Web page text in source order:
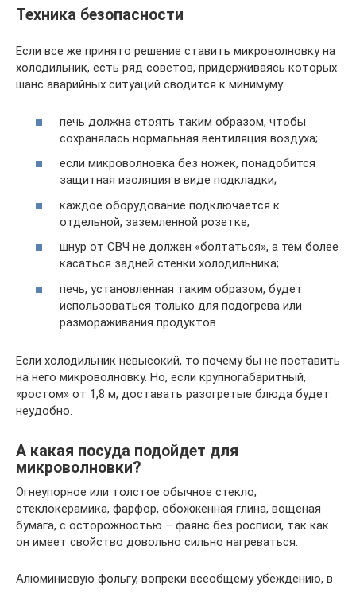
Техника безопасности
Если все же принято решение ставить микроволновку на
холодильник, есть ряд советов, придерживаясь которых
шанс аварийных ситуаций сводится к минимуму:
печь должна стоять таким образом, чтобы
сохранялась нормальная вентиляция воздуха;
если микроволновка без ножек, понадобится
защитная изоляция в виде подкладки;
каждое оборудование подключается к
отдельной, заземленной розетке;
шнур от СВЧ не должен «болтаться», а тем более
касаться задней стенки холодильника;
печь, установленная таким образом, будет
использоваться только для подогрева или
размораживания продуктов.
Если холодильник невысокий, то почему бы не поставить
на него микроволновку. Но, если крупногабаритный,
«ростом» от 1,8 м, доставать разогретые блюда будет
неудобно.
А какая посуда подойдет для
микроволновки?
Огнеупорное или толстое обычное стекло,
стеклокерамика, фарфор, обожженная глина, вощеная
бумага, с осторожностью – фаянс без росписи, так как
он имеет свойство довольно сильно нагреваться.
Алюминиевую фольгу, вопреки всеобщему убеждению, в